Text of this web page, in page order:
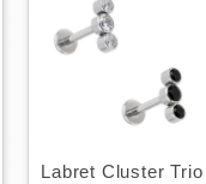
Labret Cluster Trio